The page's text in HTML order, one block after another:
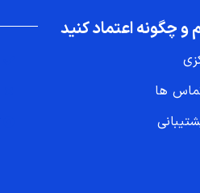
چگونه اعتماد کنید
ها